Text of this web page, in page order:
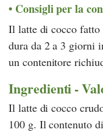
Consigli per la
Il latte di cocco fatto
dura da 2 a 3 giorni
un contenitore
Ingredienti -
Il latte di cocco
100 g. Il contenuto